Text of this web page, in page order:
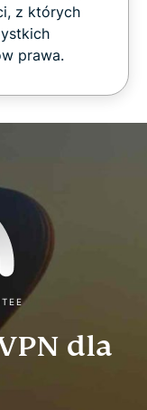
z których
prawa.
dla